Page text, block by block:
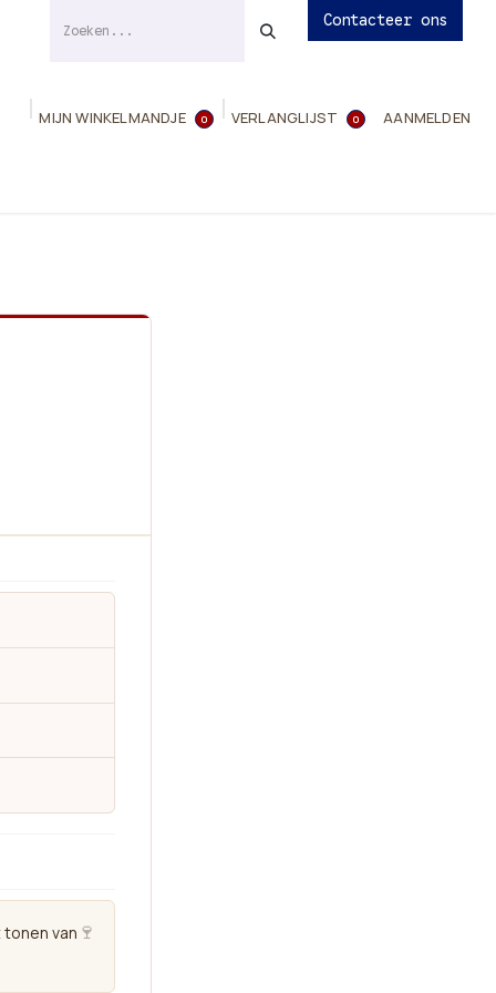
Contacteer ons
0
MIJN WINKELMANDJE 0
VERLANGLIJST
AANMELDEN
🍷
tonen van